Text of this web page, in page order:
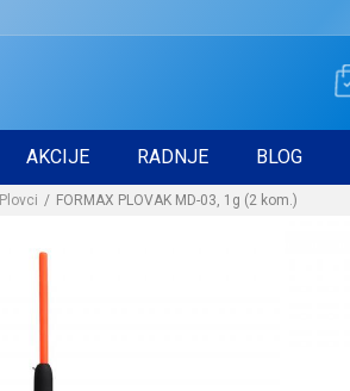
AKCIJE RADNJE BLOG
Plovci FORMAX PLOVAK MD-03, 1g (2 kom.)